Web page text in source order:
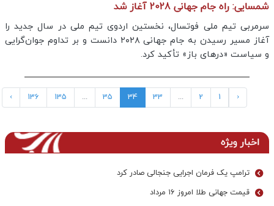
شمسایی: راه جام جهانی 2028 آغاز شد
سرمربی تیم ملی فوتسال، نخستین اردوی تیم ملی در سال جدید را
آغاز مسیر رسیدن به جام جهانی ۲۰۲۸ دانست و بر تداوم جوان‌گرایی
و سیاست «درهای باز» تأکید کرد.
‹
1
2
...
33
34
35
...
135
136
›
اخبار ویژه
ترامپ یک فرمان اجرایی جنجالی صادر کرد
قیمت جهانی طلا امروز ۱۶ مرداد